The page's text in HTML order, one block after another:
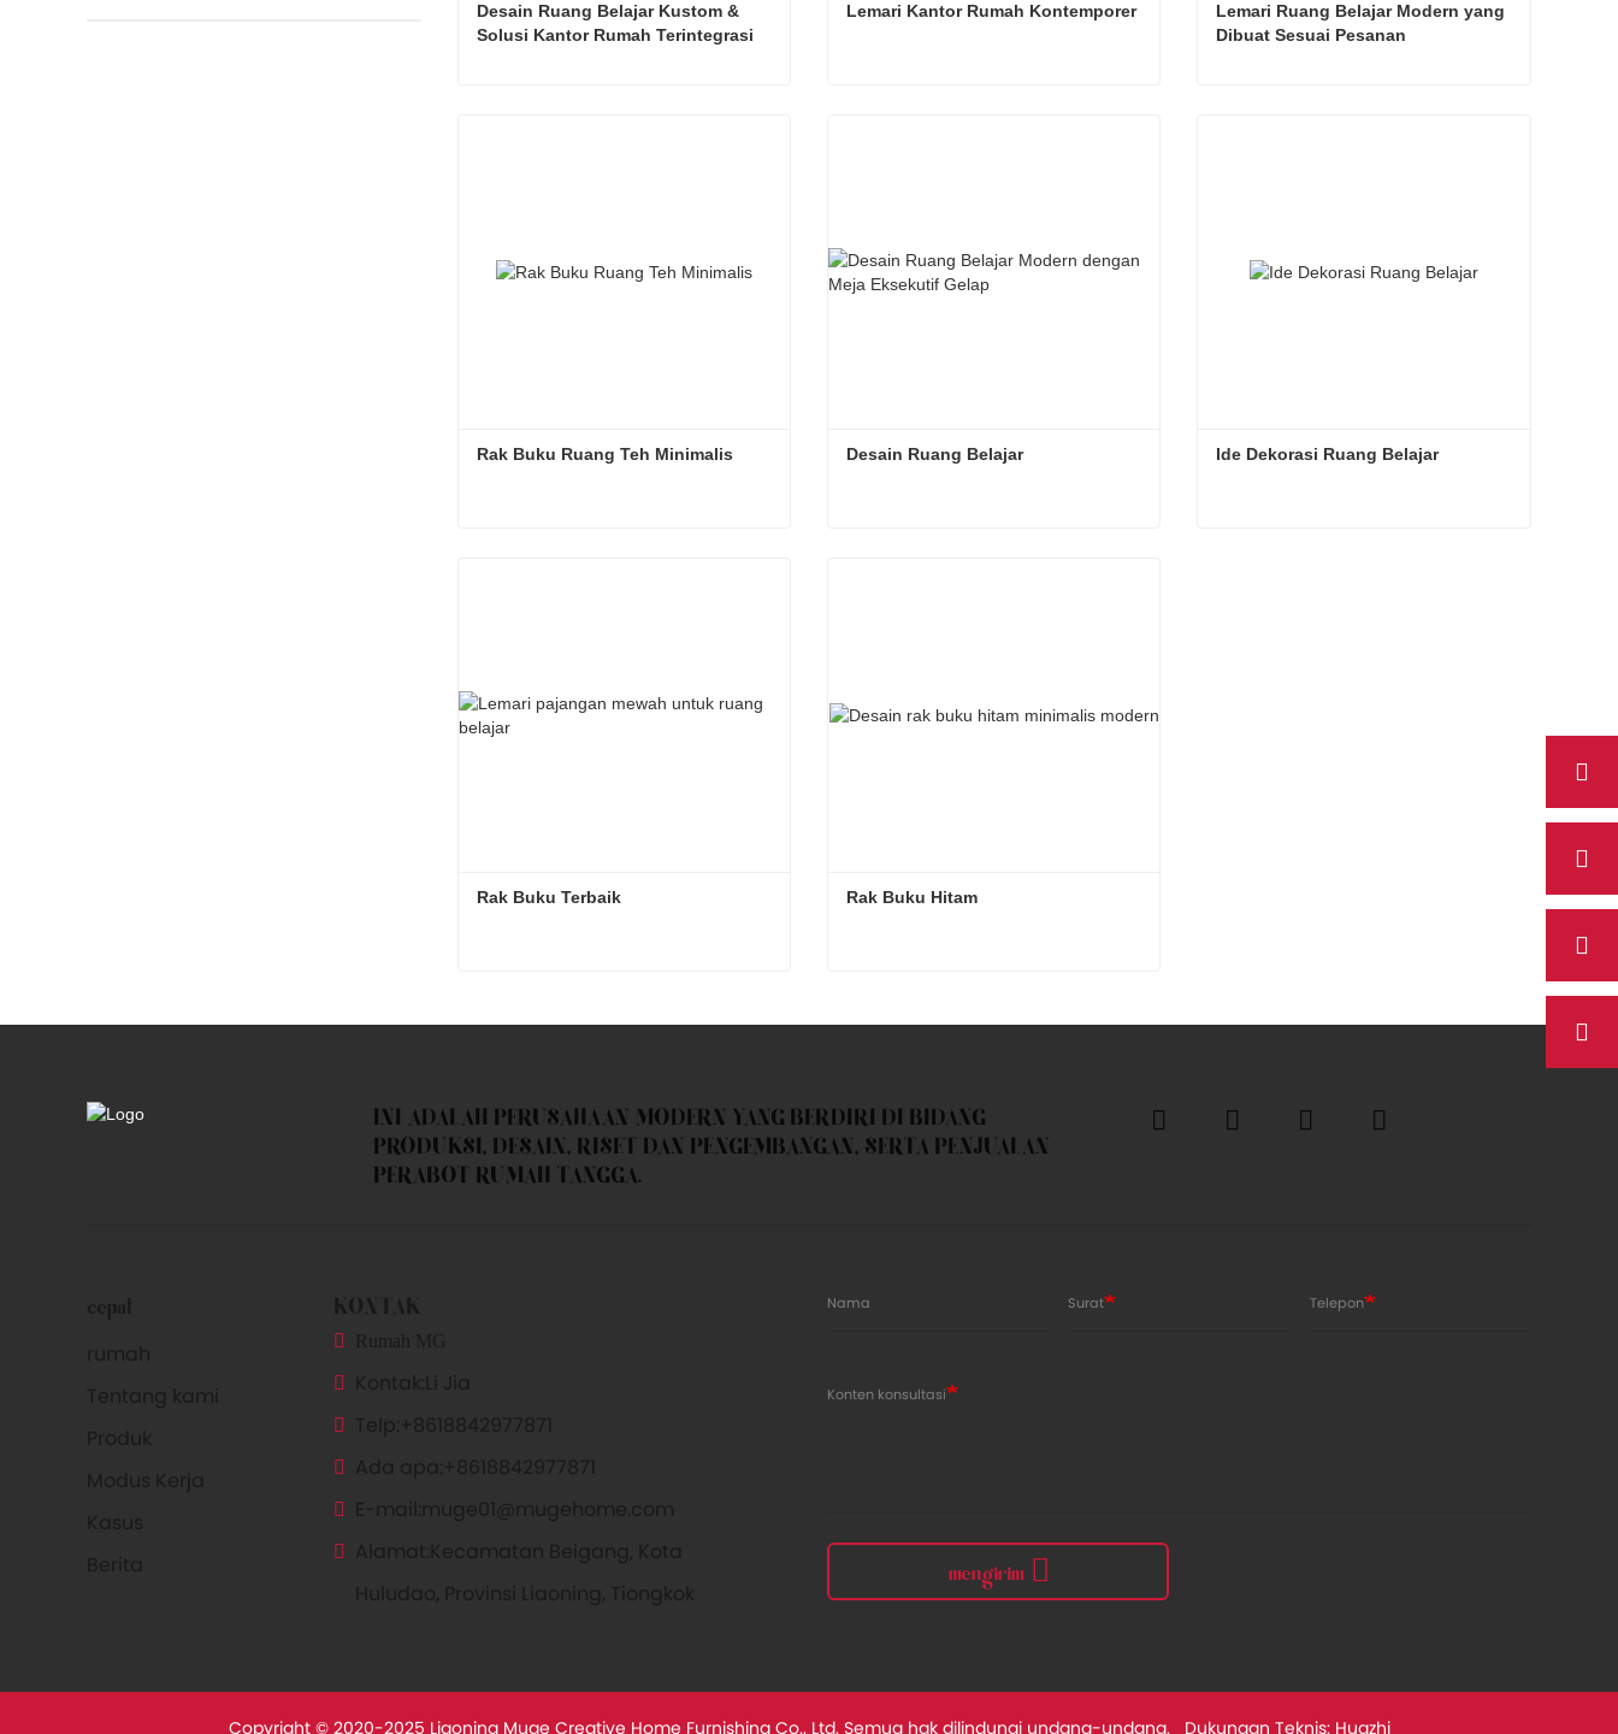
Desain Ruang Belajar Kustom &
Solusi Kantor Rumah Terintegrasi
Lemari Kantor Rumah Kontemporer
Lemari Ruang Belajar Modern yang
Dibuat Sesuai Pesanan
Rak Buku Ruang Teh Minimalis Desain Ruang Belajar Ide Dekorasi Ruang Belajar
Rak Buku Terbaik
Kontak sekarang
Rak Buku Hitam
Kontak sekarang
INI ADALAH PERUSAHAAN MODERN YANG BERDIRI DI BIDANG
PRODUKSI, DESAIN, RISET DAN PENGEMBANGAN, SERTA PENJUALAN
PERABOT RUMAH TANGGA.
cepat
rumah
Tentang kami
Produk
Modus Kerja
Kasus
Berita
KONTAK
Rumah MG
Kontak:
Li Jia
Telp:
+8618842977871
Ada apa:
+8618842977871
E-mail:
muge01@mugehome.com
Alamat:
Kecamatan Beigang, Kota
Huludao, Provinsi Liaoning, Tiongkok
Nama Surat Telepon
Konten konsultasi
mengirim
Copyright © 2020-2025 Liaoning Muge Creative Home Furnishing Co., Ltd. Semua hak dilindungi undang-undang. Dukungan Teknis: Huazhi